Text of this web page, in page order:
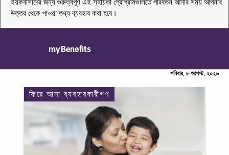
ইয়র্কবাসীদের জন্য গুরুত্বপূর্ণ এই সহায়তা প্রোগ্রামগুলিতে পরিবর্তন আনার সময় আপনার
উত্তর থেকে পাওয়া তথ্য ব্যবহার করা হবে।
myBenefits
শনিবার, ৮ আগস্ট, ২০২৬
ফিরে আসা ব্যবহারকারীগণ